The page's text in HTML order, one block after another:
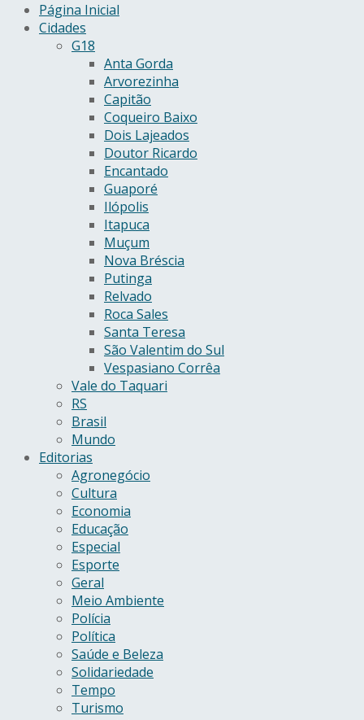
Página Inicial
Cidades
G18
Anta Gorda
Arvorezinha
Capitão
Coqueiro Baixo
Dois Lajeados
Doutor Ricardo
Encantado
Guaporé
Ilópolis
Itapuca
Muçum
Nova Bréscia
Putinga
Relvado
Roca Sales
Santa Teresa
São Valentim do Sul
Vespasiano Corrêa
Vale do Taquari
RS
Brasil
Mundo
Editorias
Agronegócio
Cultura
Economia
Educação
Especial
Esporte
Geral
Meio Ambiente
Polícia
Política
Saúde e Beleza
Solidariedade
Tempo
Turismo